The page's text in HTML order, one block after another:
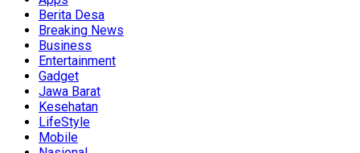
Berita Desa
Breaking News
Business
Entertainment
Gadget
Jawa Barat
Kesehatan
LifeStyle
Mobile